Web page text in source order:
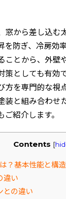
窓から差し込む
を防ぎ、冷房効
ことから、外壁
策としても有効
方を専門的な視
装と組み合わせ
紹介します。
Contents [
？基本性能と構
違い
との違い